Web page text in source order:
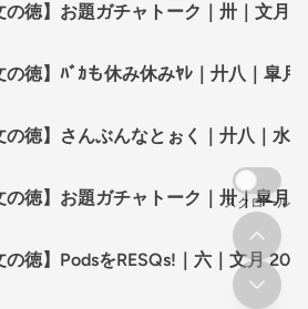
の徳】お題ガチャトーク｜卅｜文月
の徳】ﾊﾞｶも休み休みﾔﾚ｜廾八｜皐
の徳】さんぶんなとぉく｜廾八｜水
の徳】お題ガチャトーク｜卅｜皐月
の徳】PodsをRESQs!｜六｜文月
スクロール